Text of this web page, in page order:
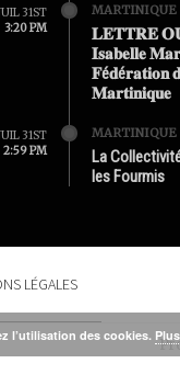
31ST
3:20 PM
MARTINIQUE
𝐋𝐄𝐓𝐓𝐑𝐄
𝐈𝐬𝐚𝐛𝐞𝐥𝐥𝐞
𝐅é𝐝é𝐫𝐚𝐭𝐢𝐨𝐧
𝐌𝐚𝐫𝐭𝐢𝐧𝐢𝐪𝐮𝐞
31ST
2:59 PM
MARTINIQUE
La
les Fourmis
LÉGALES
l’utilisation des cookies.